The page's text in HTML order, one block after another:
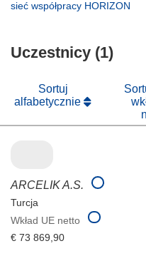
nowym
sieć współpracy HORIZON
Uczestnicy (1)
Sortuj
alfabetycznie
ARCELIK A.S.
Turcja
Wkład UE netto
€ 73 869,90